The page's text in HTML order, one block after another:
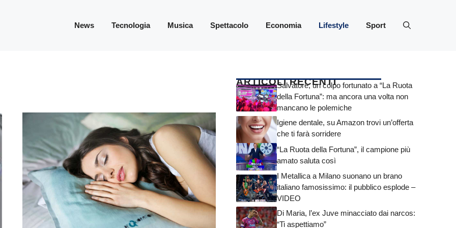
News Tecnologia Musica Spettacolo Economia Lifestyle Sport
ARTICOLI RECENTI
Salvatore, un colpo fortunato a “La Ruota
della Fortuna”: ma ancora una volta non
mancano le polemiche
Igiene dentale, su Amazon trovi un’offerta
che ti farà sorridere
“La Ruota della Fortuna”, il campione più
amato saluta così
I Metallica a Milano suonano un brano
italiano famosissimo: il pubblico esplode –
VIDEO
Di Maria, l’ex Juve minacciato dai narcos:
“Ti aspettiamo”